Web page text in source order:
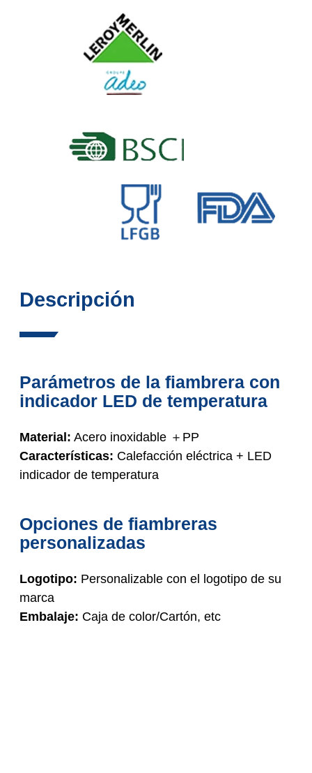
Descripción
Parámetros de la fiambrera con
indicador LED de temperatura
Material: Acero inoxidable ＋PP
Características: Calefacción eléctrica + LED
indicador de temperatura
Opciones de fiambreras
personalizadas
Logotipo: Personalizable con el logotipo de su
marca
Embalaje: Caja de color/Cartón, etc